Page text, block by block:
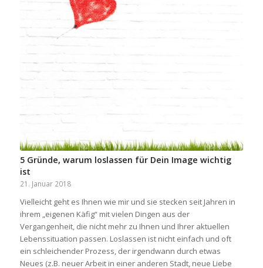
5 Gründe, warum loslassen für Dein Image wichtig
ist
21. Januar 2018
Vielleicht geht es Ihnen wie mir und sie stecken seit Jahren in
ihrem „eigenen Käfig“ mit vielen Dingen aus der
Vergangenheit, die nicht mehr zu Ihnen und Ihrer aktuellen
Lebenssituation passen. Loslassen ist nicht einfach und oft
ein schleichender Prozess, der irgendwann durch etwas
Neues (z.B. neuer Arbeit in einer anderen Stadt, neue Liebe